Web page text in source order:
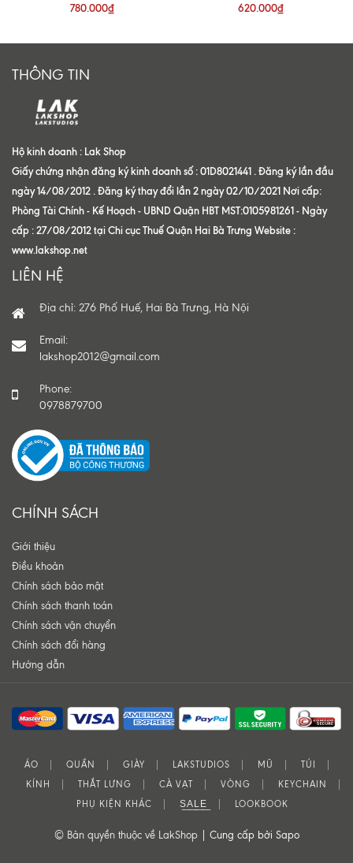
780.000₫
620.000₫
THÔNG TIN
Hộ kinh doanh : Lak Shop
Giấy chứng nhận đăng ký kinh doanh số : 01D8021441 . Đăng ký lần đầu
ngày 14/08/2012 . Đăng ký thay đổi lần 2 ngày 02/10/2021 Nơi cấp:
Phòng Tài Chính - Kế Hoạch - UBND Quận HBT MST:0105981261 - Ngày
cấp : 27/08/2012 tại Chi cục Thuế Quận Hai Bà Trưng Website :
www.lakshop.net
LIÊN HỆ
Địa chỉ: 276 Phố Huế, Hai Bà Trưng, Hà Nội
Email:
lakshop2012@gmail.com
Phone:
0978879700
CHÍNH SÁCH
Giới thiệu
Điều khoản
Chính sách bảo mật
Chính sách thanh toán
Chính sách vận chuyển
Chính sách đổi hàng
Hướng dẫn
ÁO QUẦN GIÀY LAKSTUDIOS MŨ
TÚI
KÍNH
THẮT LƯNG CÀ VẠT VÒNG
KEYCHAIN
PHỤ KIỆN KHÁC
S͟A͟L͟E͟ LOOKBOOK
© Bản quyền thuộc về LakShop | Cung cấp bởi Sapo